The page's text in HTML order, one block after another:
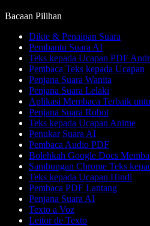
Bacaan Pilihan
Dikte & Penaipan Suara
Pembantu Suara AI
Teks kepada Ucapan PDF
Pembaca Teks kepada Ucapan
Penjana Suara Wanita
Penjana Suara Lelaki
Aplikasi Membaca Terbaik
Penjana Suara Robot
Teks kepada Ucapan Anime
Penukar Suara AI
Pembaca Audio PDF
Bolehkah Google Docs
Sambungan Chrome Teks
Teks kepada Ucapan Hindi
Pembaca PDF Lantang
Penjana Suara AI
Texto a Voz
Leitor de Texto